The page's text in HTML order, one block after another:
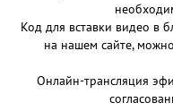
Код для вставки видео в
на нашем сайте,
Онлайн-трансляция